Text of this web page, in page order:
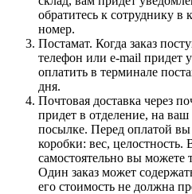
обратитесь к сотруднику в
номер.
Постамат. Когда заказ
телефон или e-mail придет
оплатить в терминале
дня.
Почтовая доставка через
придет в отделение, на
посылке. Перед оплатой
коробки: вес, целостность.
самостоятельно вы можете
Один заказ может
его стоимость не должна